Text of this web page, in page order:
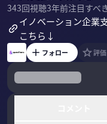
343回視聴3年前
イノベーション企業
こちら↓
フォロー 評価